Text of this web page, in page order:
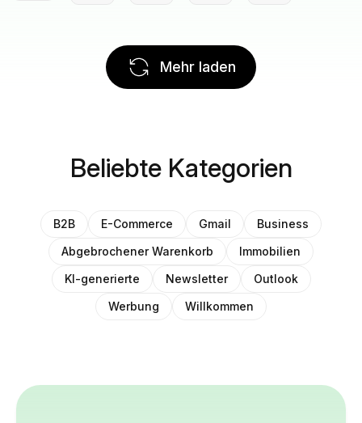
Mehr laden
Beliebte Kategorien
B2B E-Commerce Gmail
Business
Abgebrochener Warenkorb
Immobilien
KI-generierte
Newsletter
Outlook
Werbung
Willkommen